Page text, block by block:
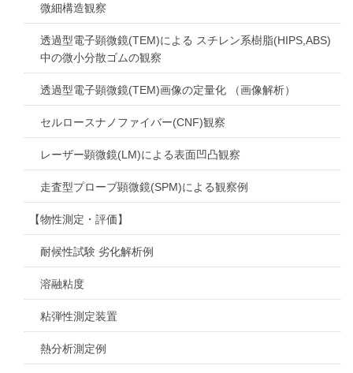
微細構造観察
透過型電子顕微鏡(TEM)による スチレン系樹脂(HIPS,ABS)
中の微小分散ゴムの観察
透過型電子顕微鏡(TEM)画像の定量化 （画像解析）
セルロースナノファイバー(CNF)観察
レーザー顕微鏡(LM)による表面凹凸観察
走査型プローブ顕微鏡(SPM)による観察例
【物性測定・評価】
耐候性試験 劣化解析例
溶融粘度
粘弾性測定装置
熱分析測定例